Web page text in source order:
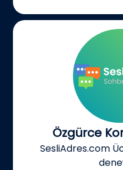
Özgürce
SesliAdres.com